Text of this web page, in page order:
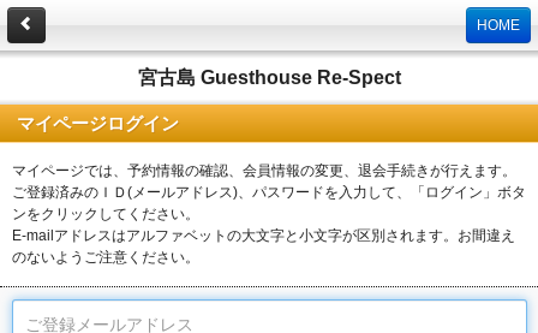
HOME
宮古島 Guesthouse Re-Spect
マイページログイン
マイページでは、予約情報の確認、会員情報の変更、退会手続きが行えます。
ご登録済みのＩＤ(メールアドレス)、パスワードを入力して、「ログイン」ボタ
ンをクリックしてください。
E-mailアドレスはアルファベットの大文字と小文字が区別されます。お間違え
のないようご注意ください。